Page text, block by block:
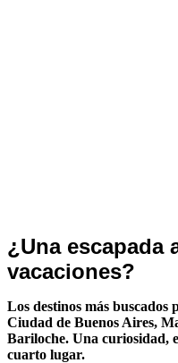
Nacionales
¿Una escapada
vacaciones?
Los destinos más buscados
Ciudad de Buenos Aires,
Bariloche. Una curiosidad,
cuarto lugar.